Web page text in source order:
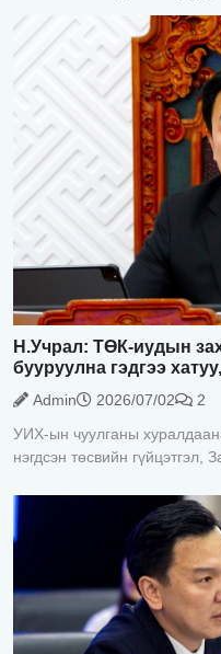
Н.Учрал: ТӨК-иудын
бууруулна гэдгээ
Admin 2026/07/02
2
УИХ-ын чуулганы
нэгдсэн төсвийн гүйцэтгэл,
гүйцэтгэл батлах